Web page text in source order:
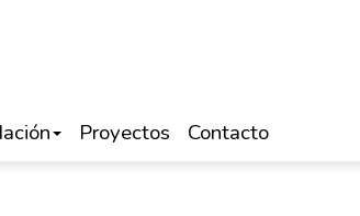
Proyectos Contacto